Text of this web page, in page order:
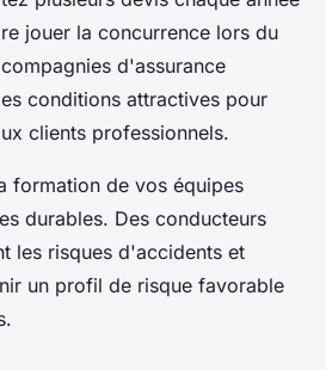
jouer la concurrence lors du
d'assurance
conditions attractives pour
clients professionnels.
formation de vos équipes
durables. Des conducteurs
les risques d'accidents et
un profil de risque favorable